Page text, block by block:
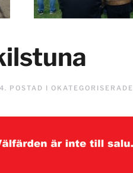
. POSTAD I OKATEGORISERADE